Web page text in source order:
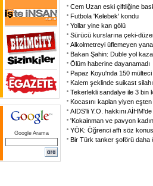
Google Arama
Cem Uzan eski çiftliğine
Futbola 'Kelebek' kondu
Yollar yine kan gölü
Sürücü kurslarına çeki-
Alkolmetreyi üflemeyen
Bakan Şahin: Duble yol
Ölüm haberine dayanamadı
Papaz Koyu'nda 150 mülteci
Kalem şeklinde suikast silahı
Tekerlekli sandalye ile 3 bin
Kocasını kaplan yiyen
AIDS'li Y.O. hakkını
'Kokainman ve pavyon
YÖK: Öğrenci affı söz
Bir Türk tanker şoförü daha